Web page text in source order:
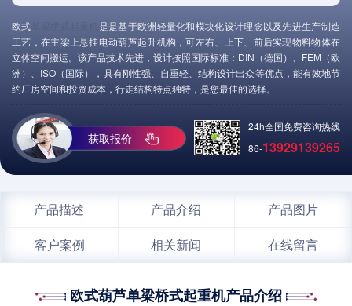
欧式
是是基于欧洲轻量化和模块化设计理念以及先进生产制造
工艺，在主梁上悬挂电动葫芦起升机构，可左右、上下、前后实现物料物体在
立体空间搬运。该产品技术先进，设计按照国际标准：DIN（德国）、FEM（欧
洲）、ISO（国际），具有刚性强、自重轻、结构设计出众等优点，能有效地节
约厂房空间和投资成本，行走结构特点独特，是您最佳的选择。
获取报价
24h全国免费咨询热线
86-13929139265
产品描述 产品介绍
产品图片
客户案例
相关新闻 在线留言
欧式葫芦单梁桥式起重机产品介绍